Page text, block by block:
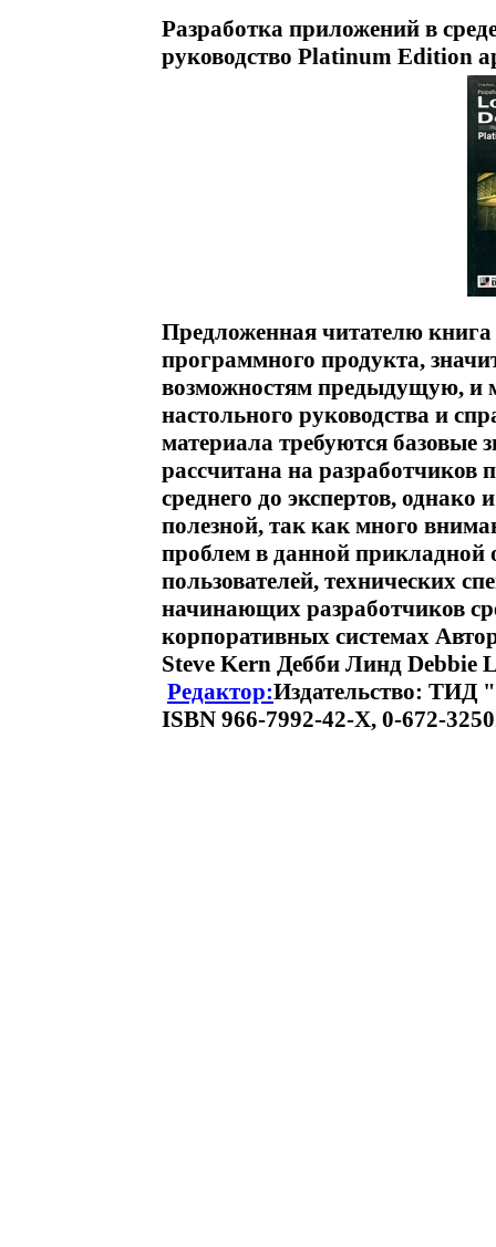
Разработка приложений в
руководство Platinum Edition
Предложенная читателю
программного продукта,
возможностям предыдущую, и
настольного руководства и
материала требуются базовые
рассчитана на
среднего до экспертов,
полезной, так как много
проблем в данной прикладной
пользователей, технических
начинающих разработчиков
корпоративных системах
Steve Kern Дебби Линд Debbie
Редактор:Издательство: ТИД
ISBN 966-7992-42-Х, 0-672-